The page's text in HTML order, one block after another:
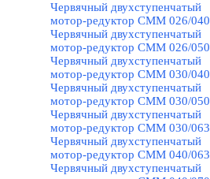
Червячный двухступенчатый
мотор-редуктор CMM 026/040
Червячный двухступенчатый
мотор-редуктор CMM 026/050
Червячный двухступенчатый
мотор-редуктор CMM 030/040
Червячный двухступенчатый
мотор-редуктор CMM 030/050
Червячный двухступенчатый
мотор-редуктор CMM 030/063
Червячный двухступенчатый
мотор-редуктор CMM 040/063
Червячный двухступенчатый